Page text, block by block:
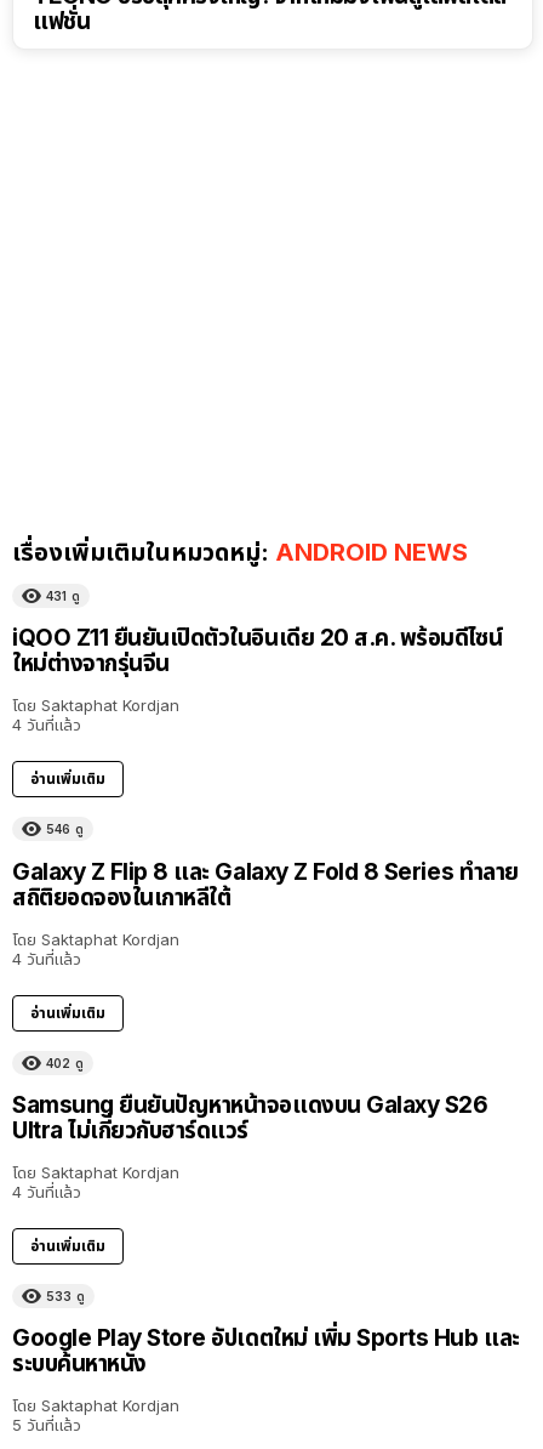
แฟชั่น
เรื่องเพิ่มเติมในหมวดหมู่: ANDROID NEWS
431 ดู
iQOO Z11 ยืนยันเปิดตัวในอินเดีย 20 ส.ค. พร้อมดีไซน์
ใหม่ต่างจากรุ่นจีน
โดย Saktaphat Kordjan
4 วันที่แล้ว
อ่านเพิ่มเติม
546 ดู
Galaxy Z Flip 8 และ Galaxy Z Fold 8 Series ทำลาย
สถิติยอดจองในเกาหลีใต้
โดย Saktaphat Kordjan
4 วันที่แล้ว
อ่านเพิ่มเติม
402 ดู
Samsung ยืนยันปัญหาหน้าจอแดงบน Galaxy S26
Ultra ไม่เกี่ยวกับฮาร์ดแวร์
โดย Saktaphat Kordjan
4 วันที่แล้ว
อ่านเพิ่มเติม
533 ดู
Google Play Store อัปเดตใหม่ เพิ่ม Sports Hub และ
ระบบค้นหาหนัง
โดย Saktaphat Kordjan
5 วันที่แล้ว